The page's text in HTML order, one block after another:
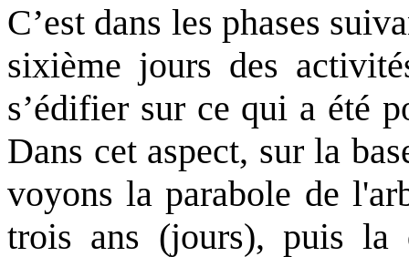
C’est dans les phases
sixième jours des
s’édifier sur ce qui a été
Dans cet aspect, sur la
voyons la parabole de
trois ans (jours), puis la